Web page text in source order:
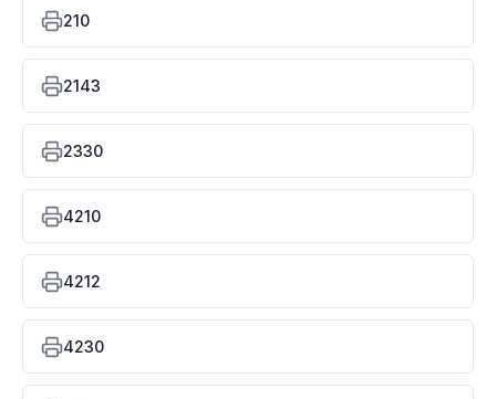
210
2143
2330
4210
4212
4230